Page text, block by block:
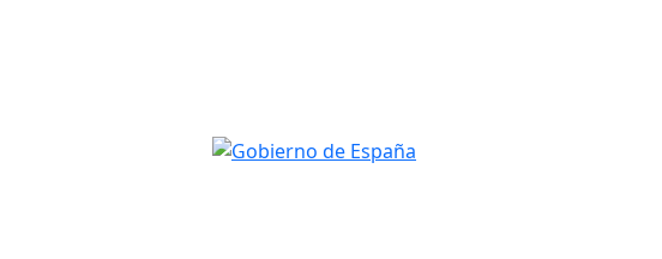
Gobierno de España